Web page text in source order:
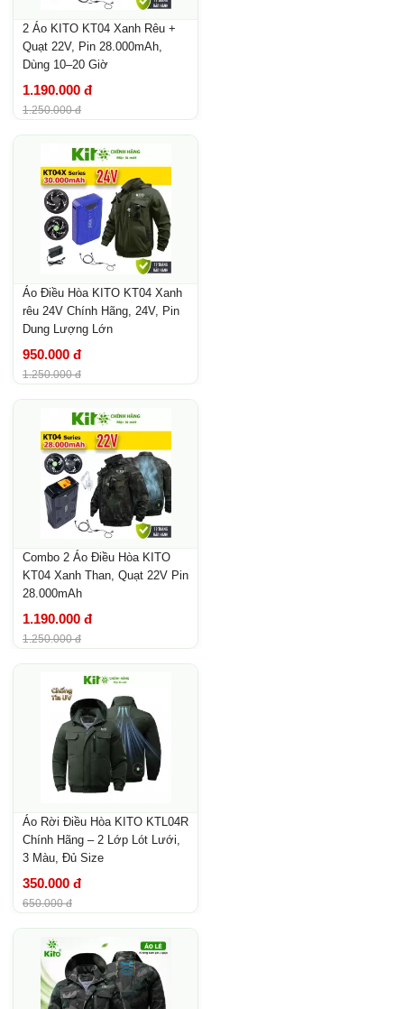
2 Áo KITO KT04 Xanh Rêu +
Quạt 22V, Pin 28.000mAh,
Dùng 10–20 Giờ
1.190.000 đ
1.250.000 đ
Áo Điều Hòa KITO KT04 Xanh
rêu 24V Chính Hãng, 24V, Pin
Dung Lượng Lớn
950.000 đ
1.250.000 đ
Combo 2 Áo Điều Hòa KITO
KT04 Xanh Than, Quạt 22V Pin
28.000mAh
1.190.000 đ
1.250.000 đ
Áo Rời Điều Hòa KITO KTL04R
Chính Hãng – 2 Lớp Lót Lưới,
3 Màu, Đủ Size
350.000 đ
650.000 đ